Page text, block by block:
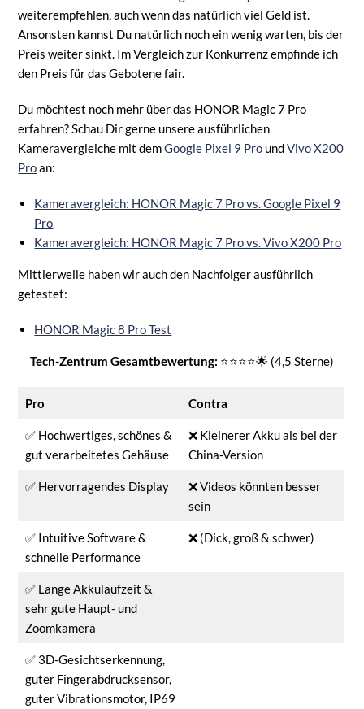
weiterempfehlen, auch wenn das natürlich viel Geld ist.
Ansonsten kannst Du natürlich noch ein wenig warten, bis der
Preis weiter sinkt. Im Vergleich zur Konkurrenz empfinde ich
den Preis für das Gebotene fair.
Du möchtest noch mehr über das HONOR Magic 7 Pro
erfahren? Schau Dir gerne unsere ausführlichen
Kameravergleiche mit demGoogle Pixel 9 Pro undVivo X200
Proan:
Kameravergleich: HONOR Magic 7 Pro vs. Google Pixel 9
Pro
Kameravergleich: HONOR Magic 7 Pro vs. Vivo X200 Pro
Mittlerweile haben wir auch den Nachfolger ausführlich
getestet:
HONOR Magic 8 Pro Test
Tech-Zentrum Gesamtbewertung: ⭐⭐⭐⭐🌟 (4,5 Sterne)
Pro Contra
✅ Hochwertiges, schönes &
gut verarbeitetes Gehäuse
❌ Kleinerer Akku als bei der
China-Version
✅ Hervorragendes Display
❌ Videos könnten besser
sein
✅ Intuitive Software &
schnelle Performance
❌ (Dick, groß & schwer)
✅ Lange Akkulaufzeit &
sehr gute Haupt- und
Zoomkamera
✅ 3D-Gesichtserkennung,
guter Fingerabdrucksensor,
guter Vibrationsmotor, IP69